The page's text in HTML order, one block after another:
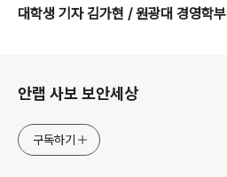
대학생 기자 김가현 / 원광대 경영학부
안랩 사보 보안세상
구독하기